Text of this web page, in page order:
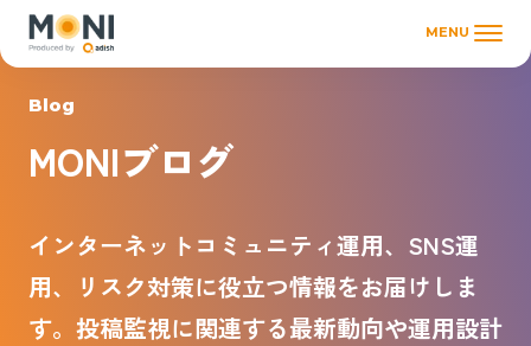
MENU
Blog
MONIブログ
インターネットコミュニティ運用、SNS運
用、リスク対策に役立つ情報をお届けしま
す。投稿監視に関連する最新動向や運用設計